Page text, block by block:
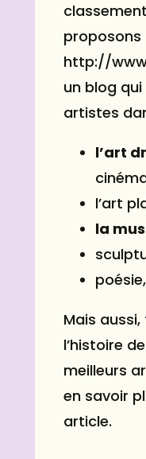
http://
un blog
artistes
l’art
l’art
la
Mais
l’histoire
meilleurs
en savoir
article.